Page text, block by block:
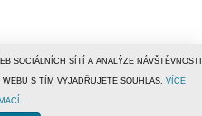
1801-5131
SOCIÁLNÍCH SÍTÍ A ANALÝZE NÁVŠTĚVNOSTI
S TÍM VYJADŘUJETE SOUHLAS. VÍCE